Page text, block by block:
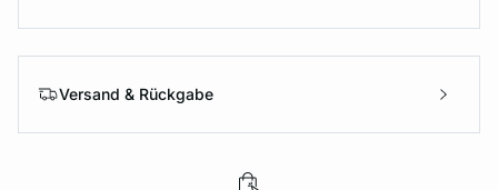
Versand & Rückgabe